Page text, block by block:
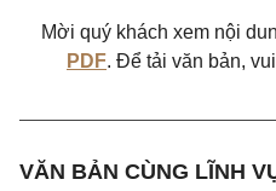
Mời quý khách xem nội
PDF. Để tải văn bản,
VĂN BẢN CÙNG LĨNH